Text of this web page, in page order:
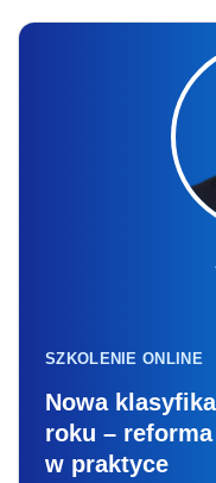
SZKOLENIE ONLINE
Nowa
roku –
w praktyce